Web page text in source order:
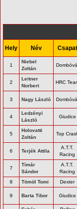
Hely Név Csapat
1
Niebel
Zoltán
2
Leitner
Norbert
HRC
3 Nagy László
4
Ledzényi
László
Giudice
5
Holovatti
Zoltán
Top
6 Terjék Attila
A.T.T.
Racing
7
Tímár
Sándor
A.T.T.
Racing
8 Tömöl Tomi Dexter
9 Barta Tibor Giudice